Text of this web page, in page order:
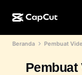
Desain AI
Alat AI
Komunitas
Beranda Pembuat
Pembuat